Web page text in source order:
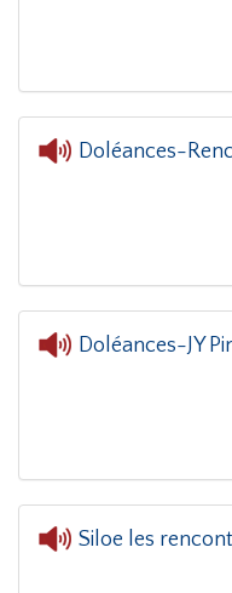
Doléances-
Doléances-JY
Siloe les